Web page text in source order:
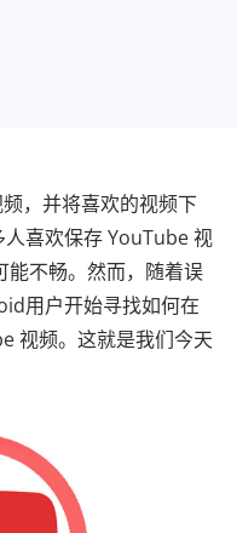
，并将喜欢的视频下
喜欢保存 YouTube 视
能不畅。然而，随着误
用户开始寻找如何在
视频。这就是我们今天